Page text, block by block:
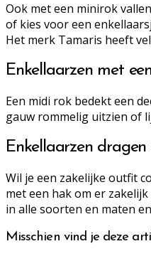
Ook met een minirok
of kies voor een
Het merk Tamaris heeft
Enkellaarzen met
Een midi rok bedekt een
gauw rommelig uitzien of
Enkellaarzen dragen
Wil je een zakelijke outfit
met een hak om er
in alle soorten en maten
Misschien vind je deze